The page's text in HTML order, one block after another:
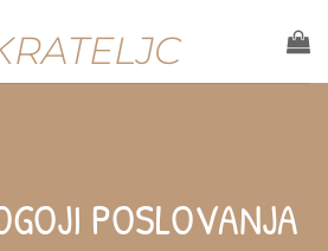
POSLOVANJA